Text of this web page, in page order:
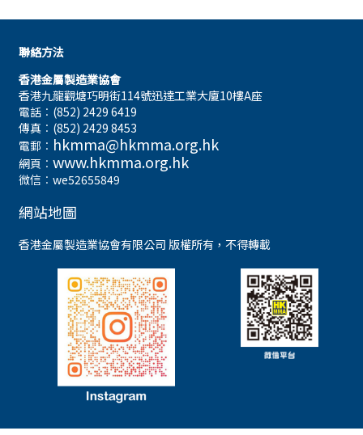
聯絡方法
香港金屬製造業協會
香港九龍觀塘巧明街114號迅達工業大廈10樓A座
電話︰(852) 2429 6419
傳真︰(852) 2429 8453
電郵︰ hkmma@hkmma.org.hk
網頁︰ www.hkmma.org.hk
微信︰we52655849
網站地圖
香港金屬製造業協會有限公司 版權所有，不得轉載